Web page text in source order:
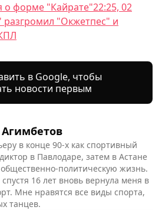
в конце 90-х как спортивный
в Павлодаре, затем в Астане
политическую жизнь.
16 лет вновь вернула меня в
Мне нравятся все виды спорта,
танцев.
о форме "Кайрате"22:25, 02
разгромил "Окжетпес" и
в Google, чтобы
новости первым